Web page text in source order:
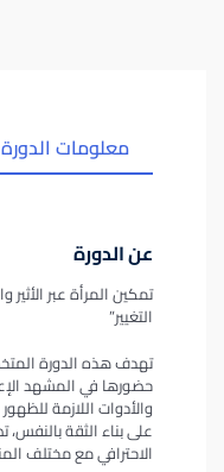
معلومات الدورة
عن الدورة
تمكين المرأة عبر
التغيير”
تهدف هذه الدورة
حضورها في المشهد
والأدوات اللازمة
على بناء الثقة بالنفس،
الاحترافي مع مختلف